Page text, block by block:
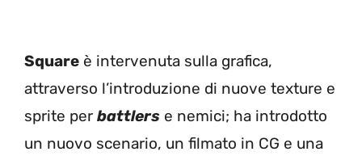
Square è intervenuta sulla grafica,
attraverso l’introduzione di nuove texture e
sprite per battlers e nemici; ha introdotto
un nuovo scenario, un filmato in CG e una